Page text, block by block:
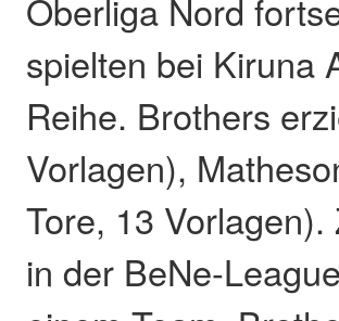
Oberliga Nord
spielten bei Kiruna
Reihe. Brothers
Vorlagen),
Tore, 13
in der BeNe-